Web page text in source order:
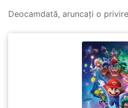
Deocamdată, aruncați o